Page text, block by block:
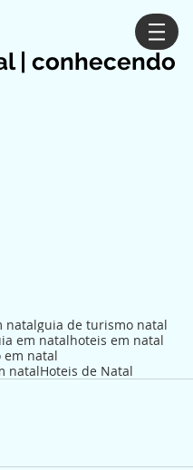
| conhecendo
natalguia de turismo natal
em natalhoteis em natal
em natal
natalHoteis de Natal